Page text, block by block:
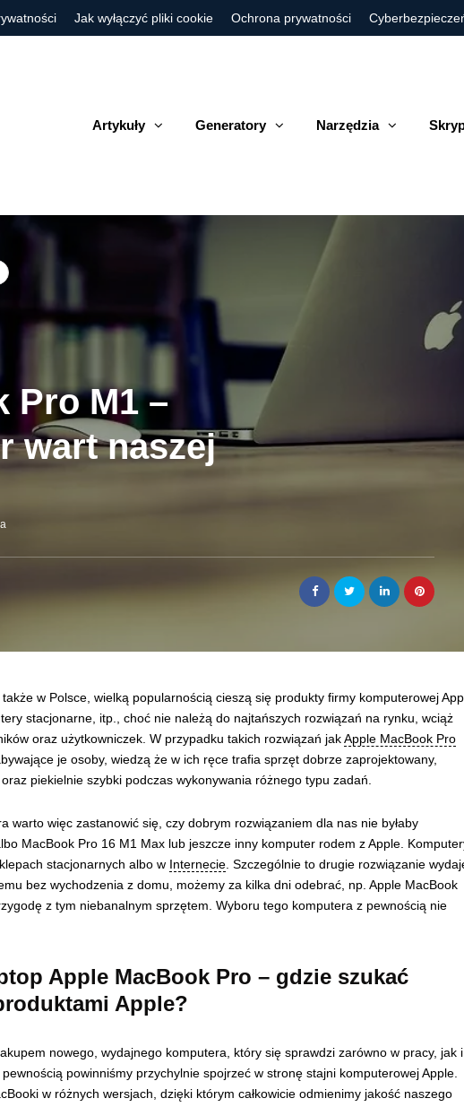
Jak wyłączyć pliki cookie Ochrona prywatności
Artykuły Generatory Narzędzia
Pro M1 –
wart naszej
w Polsce, wielką popularnością cieszą się produkty firmy komputerowej
stacjonarne, itp., choć nie należą do najtańszych rozwiązań na rynku, wciąż
oraz użytkowniczek. W przypadku takich rozwiązań jak Apple MacBook Pro
je osoby, wiedzą że w ich ręce trafia sprzęt dobrze zaprojektowany,
piekielnie szybki podczas wykonywania różnego typu zadań.
warto więc zastanowić się, czy dobrym rozwiązaniem dla nas nie byłaby
MacBook Pro 16 M1 Max lub jeszcze inny komputer rodem z Apple.
stacjonarnych albo w Internecie. Szczególnie to drugie rozwiązanie
bez wychodzenia z domu, możemy za kilka dni odebrać, np. Apple MacBook
z tym niebanalnym sprzętem. Wyboru tego komputera z pewnością nie
Apple MacBook Pro – gdzie szukać
Apple?
nowego, wydajnego komputera, który się sprawdzi zarówno w pracy, jak i
powinniśmy przychylnie spojrzeć w stronę stajni komputerowej Apple.
w różnych wersjach, dzięki którym całkowicie odmienimy jakość naszego